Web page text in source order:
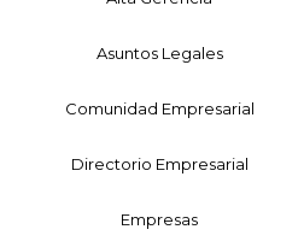
Asuntos Legales
Comunidad Empresarial
Directorio Empresarial
Empresas